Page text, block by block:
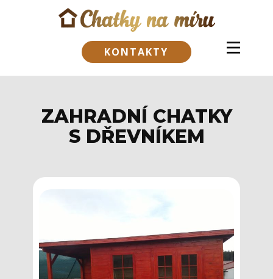
KONTAKTY
ZAHRADNÍ CHATKY
S DŘEVNÍKEM